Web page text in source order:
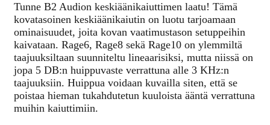
Tunne B2 Audion keskiäänikaiuttimen laatu! Tämä
kovatasoinen keskiäänikaiutin on luotu tarjoamaan
ominaisuudet, joita kovan vaatimustason setuppeihin
kaivataan. Rage6, Rage8 sekä Rage10 on ylemmiltä
taajuuksiltaan suunniteltu lineaarisiksi, mutta niissä on
jopa 5 DB:n huippuvaste verrattuna alle 3 KHz:n
taajuuksiin. Huippua voidaan kuvailla siten, että se
poistaa hieman tukahdutetun kuuloista ääntä verrattuna
muihin kaiuttimiin.